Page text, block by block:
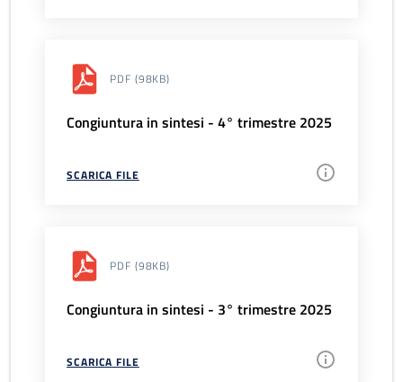
PDF (98KB)
Congiuntura in sintesi - 4° trimestre 2025
SCARICA FILE
PDF (98KB)
Congiuntura in sintesi - 3° trimestre 2025
SCARICA FILE